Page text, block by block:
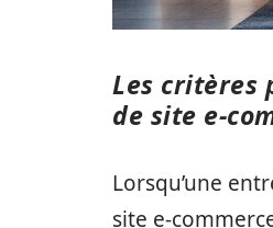
Les critères
de site e-
Lorsqu’une
site e-